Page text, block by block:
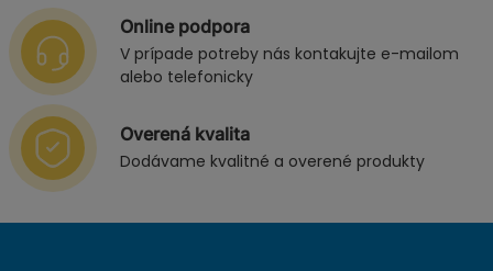
Online podpora
V prípade potreby nás kontakujte e-mailom
alebo telefonicky
Overená kvalita
Dodávame kvalitné a overené produkty